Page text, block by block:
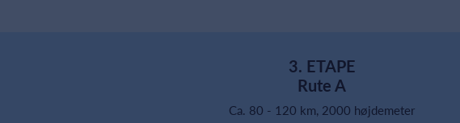
3. ETAPE
Rute A
Ca. 80 - 120 km, 2000 højdemeter